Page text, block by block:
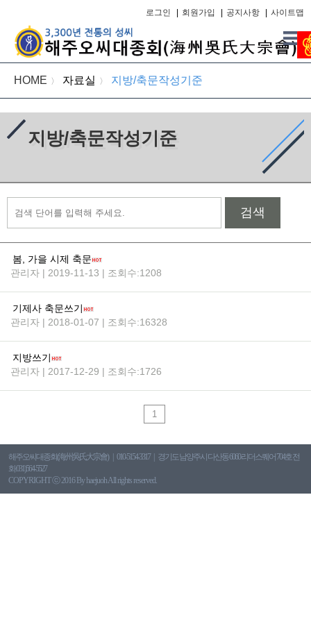
로그인 회원가입 공지사항 사이트맵
HOME 〉 자료실 〉 지방/축문작성기준
지방/축문작성기준
검색
봄, 가을 시제 축문
관리자 | 2019-11-13 | 조회수:1208
기제사 축문쓰기
관리자 | 2018-01-07 | 조회수:16328
지방쓰기
관리자 | 2017-12-29 | 조회수:1726
1
해주오씨대종회(海州吳氏大宗會) 010-5154-3317
경기도 남양주시 다산동 6060 리더스퀘어 704호 전
화:031)564-5527
COPYRIGHT ⓒ 2016 By haejuoh All rights reserved.